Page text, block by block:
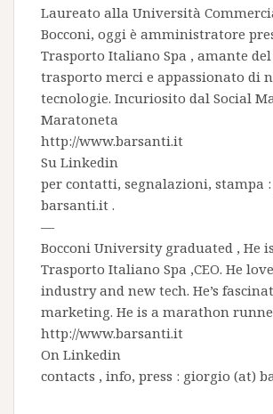
Laureato alla Università
Bocconi, oggi è amministratore
Trasporto Italiano Spa , amante
trasporto merci e appassionato di
tecnologie. Incuriosito dal Social
Maratoneta
http://www.barsanti.it
Su Linkedin
per contatti, segnalazioni, stampa
barsanti.it .
—
Bocconi University graduated , He is
Trasporto Italiano Spa ,CEO. He
industry and new tech. He’s
marketing. He is a marathon
http://www.barsanti.it
On Linkedin
contacts , info, press : giorgio (at)